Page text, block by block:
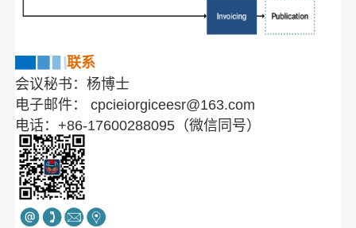
联系
会议秘书：杨博士
电子邮件： cpcieiorgiceesr@163.com
电话：+86-17600288095（微信同号）